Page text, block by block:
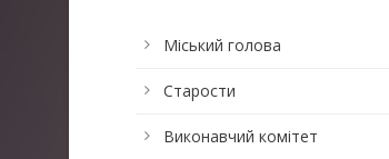
Міський голова
Старости
Виконавчий комітет